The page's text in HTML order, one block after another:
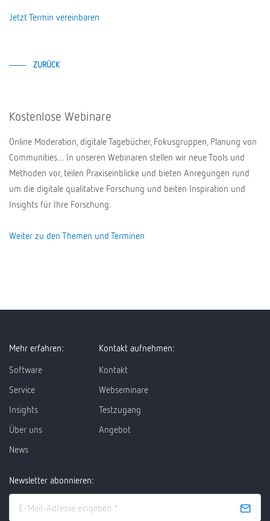
Jetzt Termin vereinbaren
ZURÜCK
Kostenlose Webinare
Online Moderation, digitale Tagebücher, Fokusgruppen, Planung von
Communities… In unseren Webinaren stellen wir neue Tools und
Methoden vor, teilen Praxiseinblicke und bieten Anregungen rund
um die digitale qualitative Forschung und beiten Inspiration und
Insights für Ihre Forschung.
Weiter zu den Themen und Terminen
Mehr erfahren:
Software
Service
Insights
Über uns
News
Kontakt aufnehmen:
Kontakt
Webseminare
Testzugang
Angebot
Newsletter abonnieren: